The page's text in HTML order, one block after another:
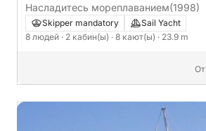
Насладитесь мореплаванием(1998)
Skipper mandatory
Sail Yacht
8 людей · 2 кабин(ы) · 8 кают(ы) · 23.9 m
От